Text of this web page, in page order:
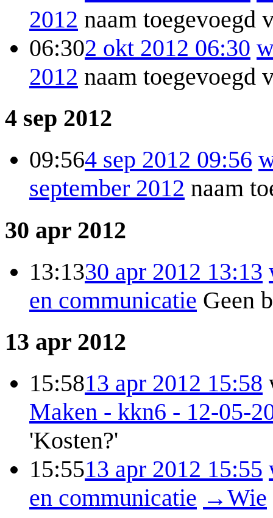
2012 naam toegevoegd
06:302 okt 2012 06:30
2012 naam toegevoegd
4 sep 2012
09:564 sep 2012 09:56
september 2012 naam
30 apr 2012
13:1330 apr 2012 13:13
en communicatie Geen
13 apr 2012
15:5813 apr 2012 15:58
Maken - kkn6 - 12-05-
'Kosten?'
15:5513 apr 2012 15:55
en communicatie →Wie